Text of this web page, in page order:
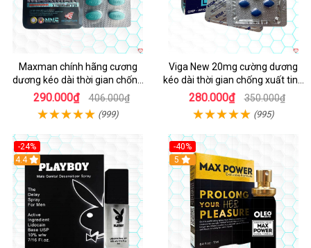
Maxman chính hãng cương
dương kéo dài thời gian chống
xuất tinh sớm hộp 10 viên
290.000₫ 406.000₫
(999)
Viga New 20mg cường dương
kéo dài thời gian chống xuất tinh
hộp 4 viên
280.000₫ 350.000₫
(995)
-24%
Hot
4.4
-40%
5